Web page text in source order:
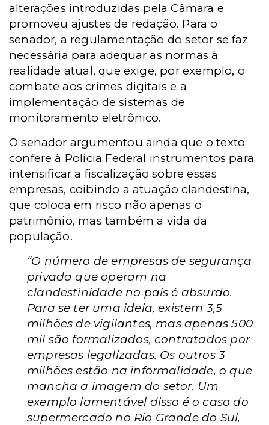
alterações introduzidas pela Câmara e
promoveu ajustes de redação. Para o
senador, a regulamentação do setor se faz
necessária para adequar as normas à
realidade atual, que exige, por exemplo, o
combate aos crimes digitais e a
implementação de sistemas de
monitoramento eletrônico.
O senador argumentou ainda que o texto
confere à Polícia Federal instrumentos para
intensificar a fiscalização sobre essas
empresas, coibindo a atuação clandestina,
que coloca em risco não apenas o
patrimônio, mas também a vida da
população.
“O número de empresas de segurança
privada que operam na
clandestinidade no país é absurdo.
Para se ter uma ideia, existem 3,5
milhões de vigilantes, mas apenas 500
mil são formalizados, contratados por
empresas legalizadas. Os outros 3
milhões estão na informalidade, o que
mancha a imagem do setor. Um
exemplo lamentável disso é o caso do
supermercado no Rio Grande do Sul,